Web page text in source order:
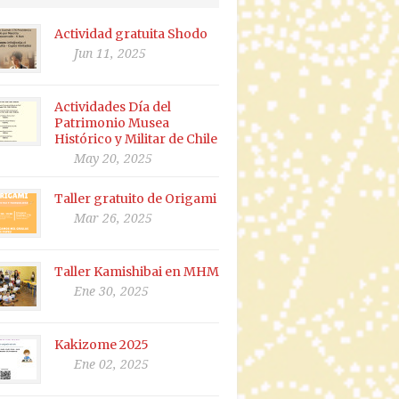
Actividad gratuita Shodo
Jun 11, 2025
Actividades Día del
Patrimonio Musea
Histórico y Militar de Chile
May 20, 2025
Taller gratuito de Origami
Mar 26, 2025
Taller Kamishibai en MHM
Ene 30, 2025
Kakizome 2025
Ene 02, 2025